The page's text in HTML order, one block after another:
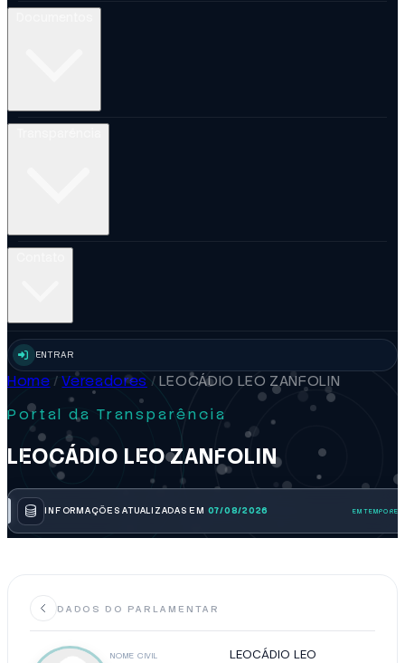
ENTRAR
Home / Vereadores /LEOCÁDIO LEO ZANFOLIN
Portal da Transparência
LEOCÁDIO LEO ZANFOLIN
INFORMAÇÕES ATUALIZADAS EM 07/08/2026
DADOS DO PARLAMENTAR
NOME CIVIL
LEOCÁDIO LEO